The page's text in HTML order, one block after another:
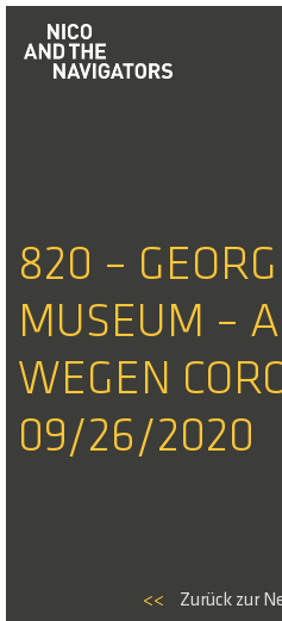
820 –
MUSEUM –
WEGEN
09/26/2020
<< Zurück zur